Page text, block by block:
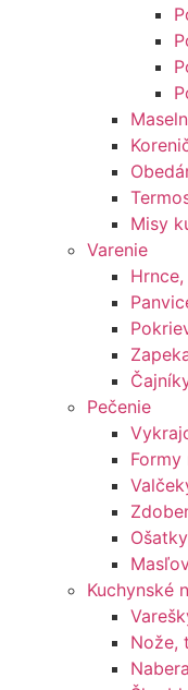
Misy
Varenie
Pečenie
Ošatky
Kuchynské
Nože,